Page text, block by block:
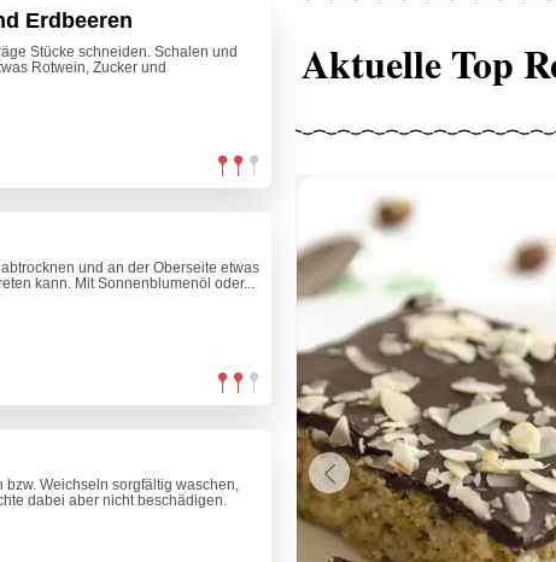
Erdbeeren
Stücke schneiden. Schalen und
Rotwein, Zucker und
und an der Oberseite etwas
kann. Mit Sonnenblumenöl oder...
Weichseln sorgfältig waschen,
dabei aber nicht beschädigen.
Aktuelle Top
Previous